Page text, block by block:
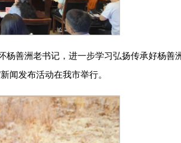
杨善洲老书记，进一步学习弘扬传承好杨善
闻发布活动在我市举行。